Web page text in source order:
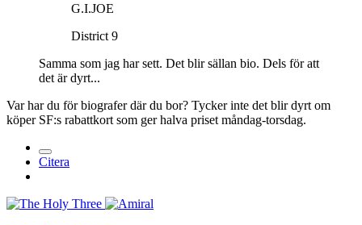
G.I.JOE
District 9
Samma som jag har sett. Det blir sällan bio. Dels för att
det är dyrt...
Var har du för biografer där du bor? Tycker inte det blir dyrt om
köper SF:s rabattkort som ger halva priset måndag-torsdag.
Citera